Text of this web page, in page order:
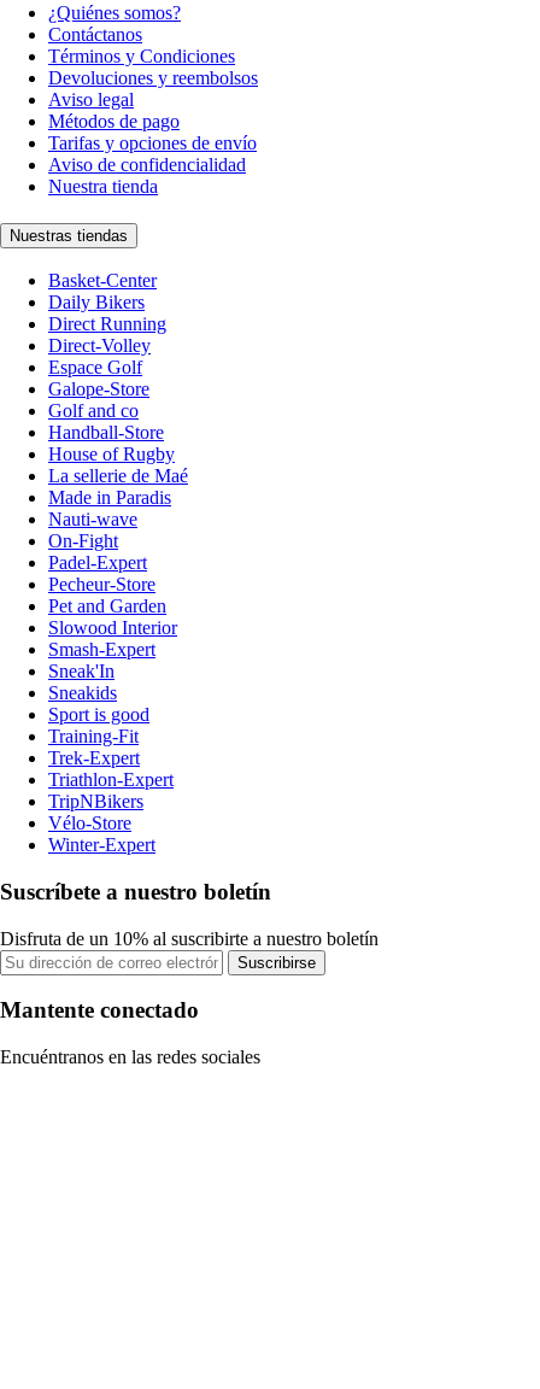
¿Quiénes somos?
Contáctanos
Términos y Condiciones
Devoluciones y reembolsos
Aviso legal
Métodos de pago
Tarifas y opciones de envío
Aviso de confidencialidad
Nuestra tienda
Nuestras tiendas
Basket-Center
Daily Bikers
Direct Running
Direct-Volley
Espace Golf
Galope-Store
Golf and co
Handball-Store
House of Rugby
La sellerie de Maé
Made in Paradis
Nauti-wave
On-Fight
Padel-Expert
Pecheur-Store
Pet and Garden
Slowood Interior
Smash-Expert
Sneak'In
Sneakids
Sport is good
Training-Fit
Trek-Expert
Triathlon-Expert
TripNBikers
Vélo-Store
Winter-Expert
Suscríbete a nuestro boletín
Disfruta de un 10% al suscribirte a nuestro boletín
Suscribirse
Mantente conectado
Encuéntranos en las redes sociales